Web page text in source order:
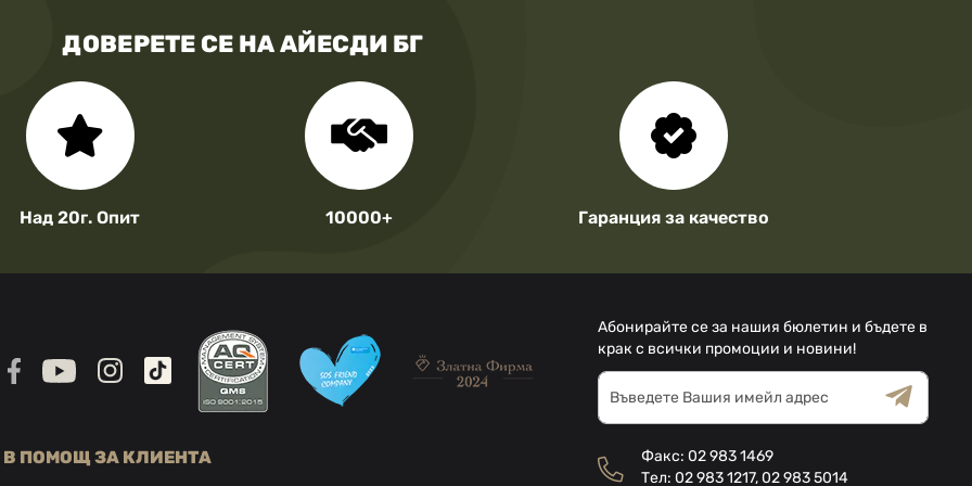
ДОВЕРЕТЕ СЕ НА АЙЕСДИ БГ
Над 20г. Опит 10000+ Гаранция за качество
Абонирайте се за нашия бюлетин и бъдете в
крак с всички промоции и новини!
Абонирай
се
за
е-
Общи условия
Декларацията за
поверителност
В ПОМОЩ ЗА КЛИЕНТА Факс:02 983 1469
Тел:02 983 1217,02 983 5014